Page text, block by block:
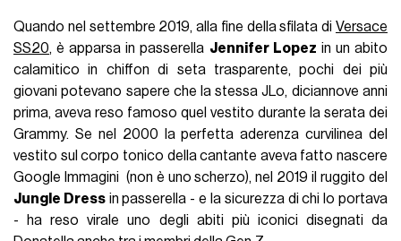
Quando nel settembre 2019, alla fine della sfilata di Versace
SS20, è apparsa in passerella Jennifer Lopez in un abito
calamitico in chiffon di seta trasparente, pochi dei più
giovani potevano sapere che la stessa JLo, diciannove anni
prima, aveva reso famoso quel vestito durante la serata dei
Grammy. Se nel 2000 la perfetta aderenza curvilinea del
vestito sul corpo tonico della cantante aveva fatto nascere
Google Immagini (non è uno scherzo), nel 2019 il ruggito del
Jungle Dressin passerella - e la sicurezza di chi lo portava
- ha reso virale uno degli abiti più iconici disegnati da